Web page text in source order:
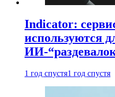
Indicator:
используются
ИИ-
1 год спустя1 год спустя